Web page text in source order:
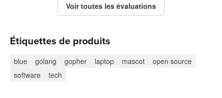
Voir toutes les évaluations
Étiquettes de produits
blue golang gopher laptop mascot
open source
software
tech